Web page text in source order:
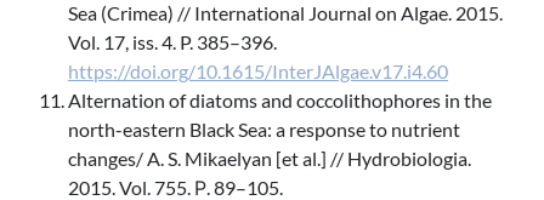
Sea (Crimea) // International Journal on Algae. 2015.
Vol. 17, iss. 4. P. 385–396.
https://doi.org/10.1615/InterJAlgae.v17.i4.60
Alternation of diatoms and coccolithophores in the
north-eastern Black Sea: a response to nutrient
changes/ A. S. Mikaelyan [et al.] // Hydrobiologia.
2015. Vol. 755. Р. 89–105.